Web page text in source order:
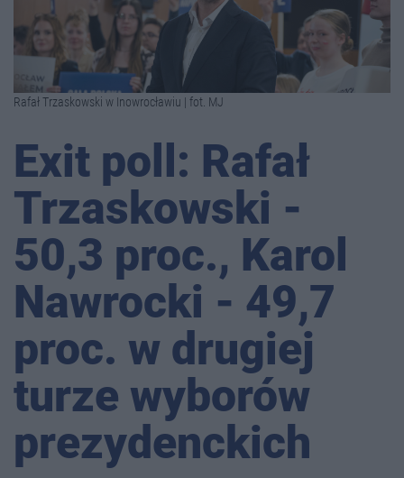
Rafał Trzaskowski w Inowrocławiu | fot. MJ
Exit poll: Rafał
Trzaskowski -
50,3 proc., Karol
Nawrocki - 49,7
proc. w drugiej
turze wyborów
prezydenckich